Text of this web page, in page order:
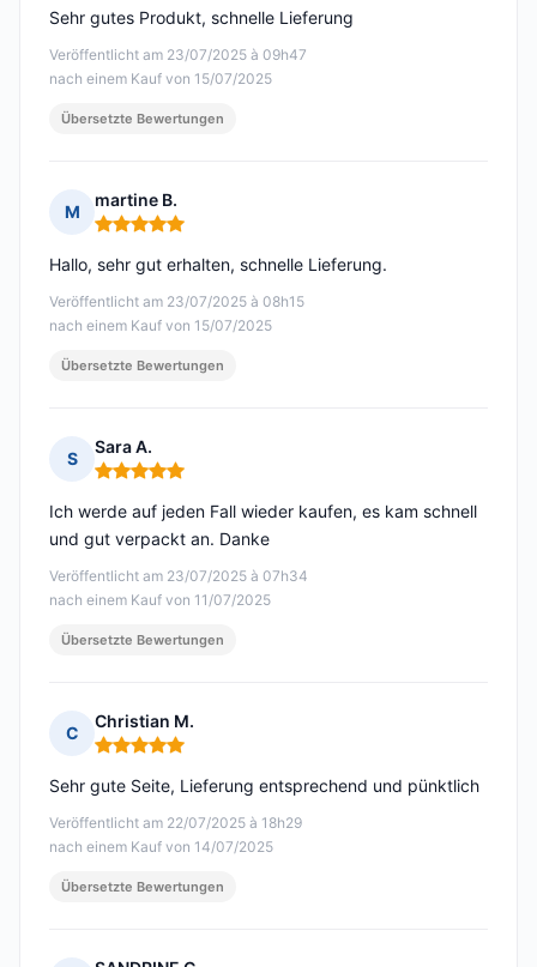
Veröffentlicht am 23/07/2025 à 09h47
nach einem Kauf von 15/07/2025
Sehr gutes Produkt, schnelle Lieferung
Übersetzte Bewertungen
M
martine B.
Hinweis: 5 von 5
Veröffentlicht am 23/07/2025 à 08h15
nach einem Kauf von 15/07/2025
Hallo, sehr gut erhalten, schnelle Lieferung.
Übersetzte Bewertungen
S
Sara A.
Hinweis: 5 von 5
Veröffentlicht am 23/07/2025 à 07h34
nach einem Kauf von 11/07/2025
Ich werde auf jeden Fall wieder kaufen, es kam schnell
und gut verpackt an. Danke
Übersetzte Bewertungen
C
Christian M.
Hinweis: 5 von 5
Veröffentlicht am 22/07/2025 à 18h29
nach einem Kauf von 14/07/2025
Sehr gute Seite, Lieferung entsprechend und pünktlich
Übersetzte Bewertungen